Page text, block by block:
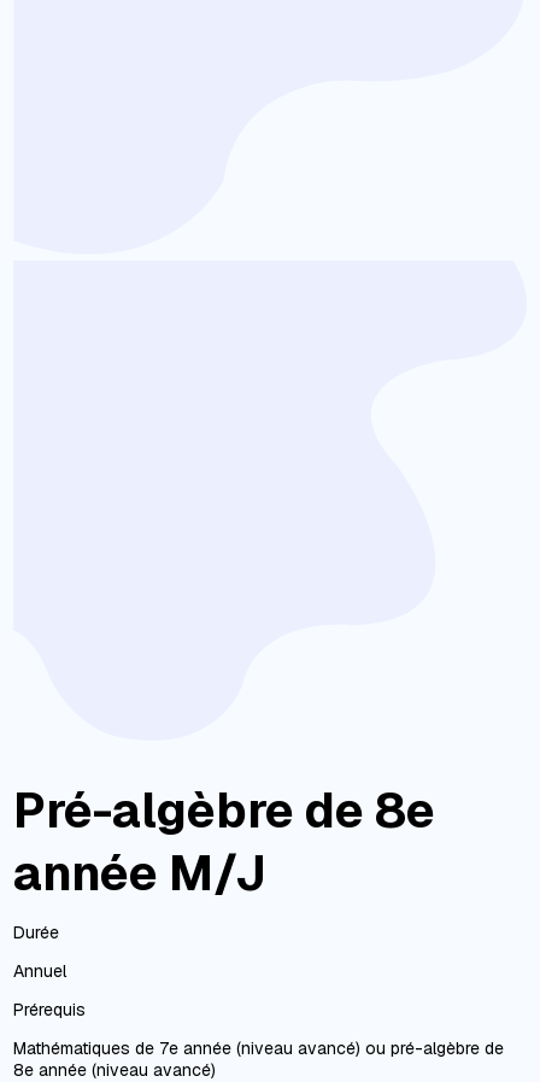
Pré-algèbre de 8e
année M/J
Durée
Annuel
Prérequis
Mathématiques de 7e année (niveau avancé) ou pré-algèbre de
8e année (niveau avancé)